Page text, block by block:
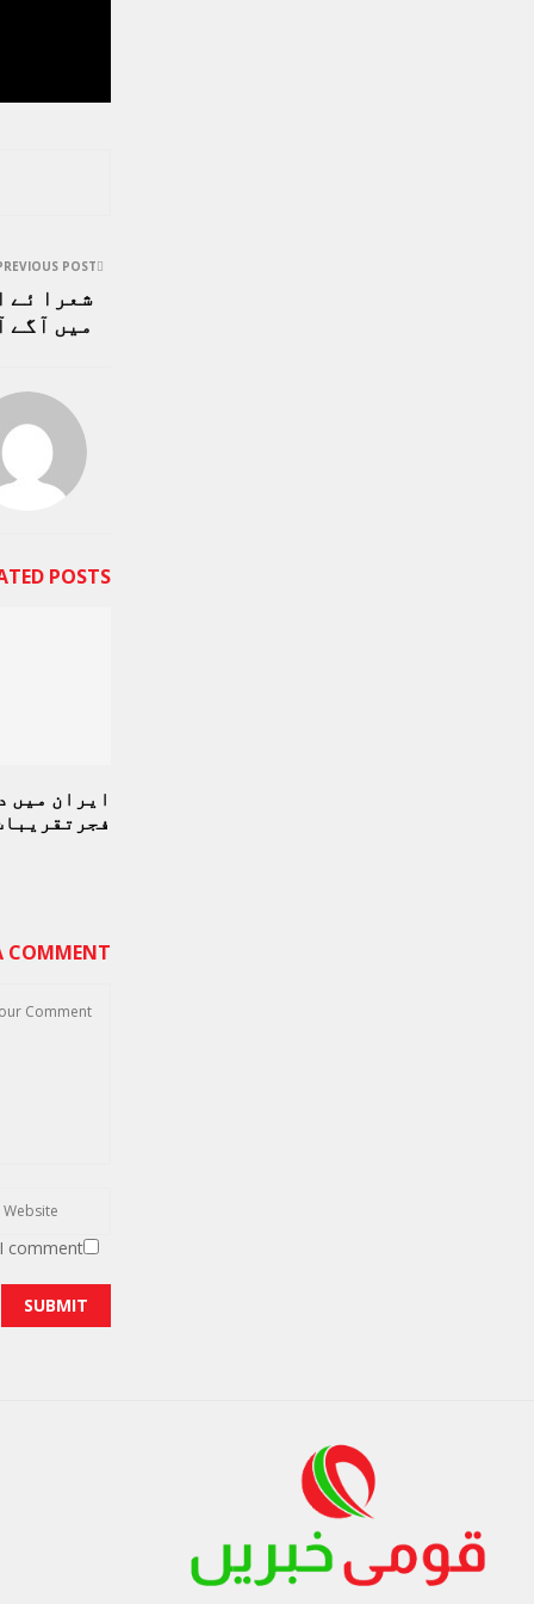
POST
شعرا ئے
میں آگے
POSTS
ایران میں
COMMENT
comment.